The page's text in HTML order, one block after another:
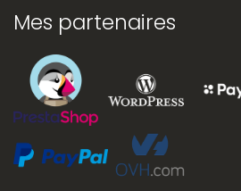
Mes partenaires